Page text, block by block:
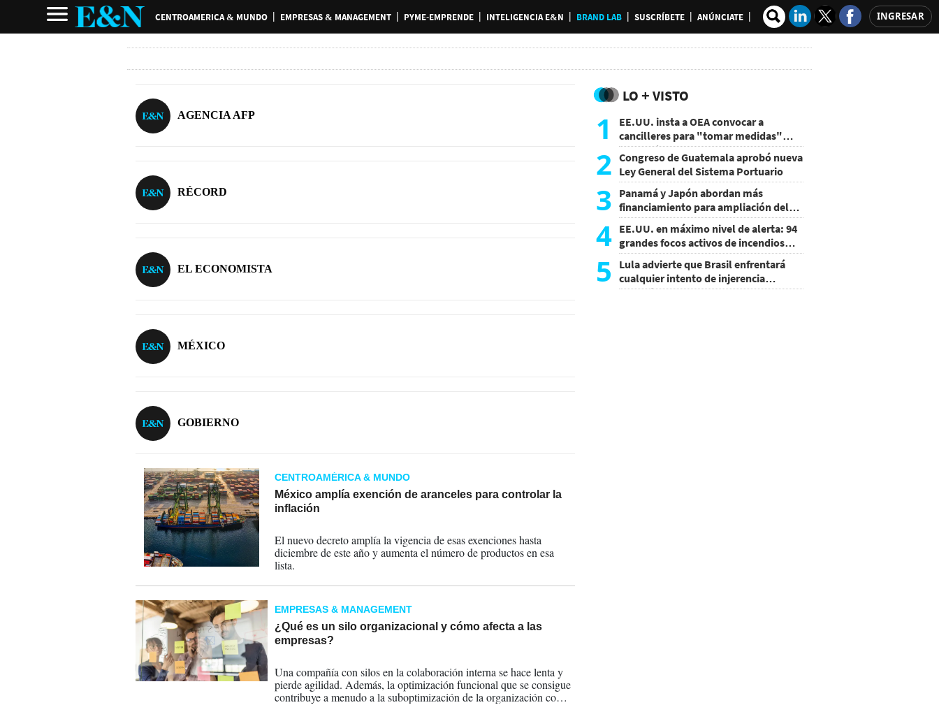
CENTROAMERICA & MUNDO EMPRESAS & MANAGEMENT PYME-EMPRENDE INTELIGENCIA E&N BRAND LAB SUSCRÍBETE ANÚNCIATE INGRESAR
AGENCIA AFP
RÉCORD
EL ECONOMISTA
MÉXICO
GOBIERNO
CENTROAMÉRICA & MUNDO
México amplía exención de aranceles para controlar la
inflación
El nuevo decreto amplía la vigencia de esas exenciones hasta
diciembre de este año y aumenta el número de productos en esa
lista.
EMPRESAS & MANAGEMENT
¿Qué es un silo organizacional y cómo afecta a las
empresas?
Una compañía con silos en la colaboración interna se hace lenta y
pierde agilidad. Además, la optimización funcional que se consigue
contribuye a menudo a la suboptimización de la organización como
LO + VISTO
1
EE.UU. insta a OEA convocar a
cancilleres para "tomar medidas"
sobre Nicaragua
2 Congreso de Guatemala aprobó nueva
Ley General del Sistema Portuario
3 Panamá y Japón abordan más
financiamiento para ampliación del
metro
4 EE.UU. en máximo nivel de alerta: 94
grandes focos activos de incendios
forestales
5
Lula advierte que Brasil enfrentará
cualquier intento de injerencia
extranjera